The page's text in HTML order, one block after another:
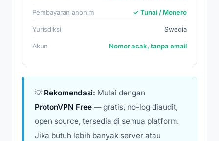
Pembayaran anonim ✓ Tunai / Monero
Yurisdiksi Swedia
Akun Nomor acak, tanpa email
💡 Rekomendasi: Mulai dengan
ProtonVPN Free — gratis, no-log diaudit,
open source, tersedia di semua platform.
Jika butuh lebih banyak server atau